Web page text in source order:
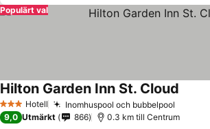
Populärt val
3 StjärnorHotell Inomhuspool och bubbelpool
Hilton Garden Inn St. Cloud
9,0 Utmärkt 866 0.3 km till Centrum